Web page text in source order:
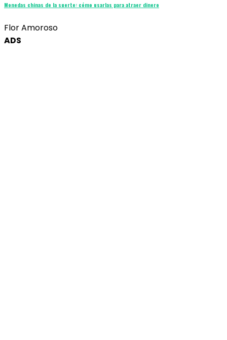
Monedas chinas de la suerte: cómo usarlas para atraer dinero
Flor Amoroso
ADS